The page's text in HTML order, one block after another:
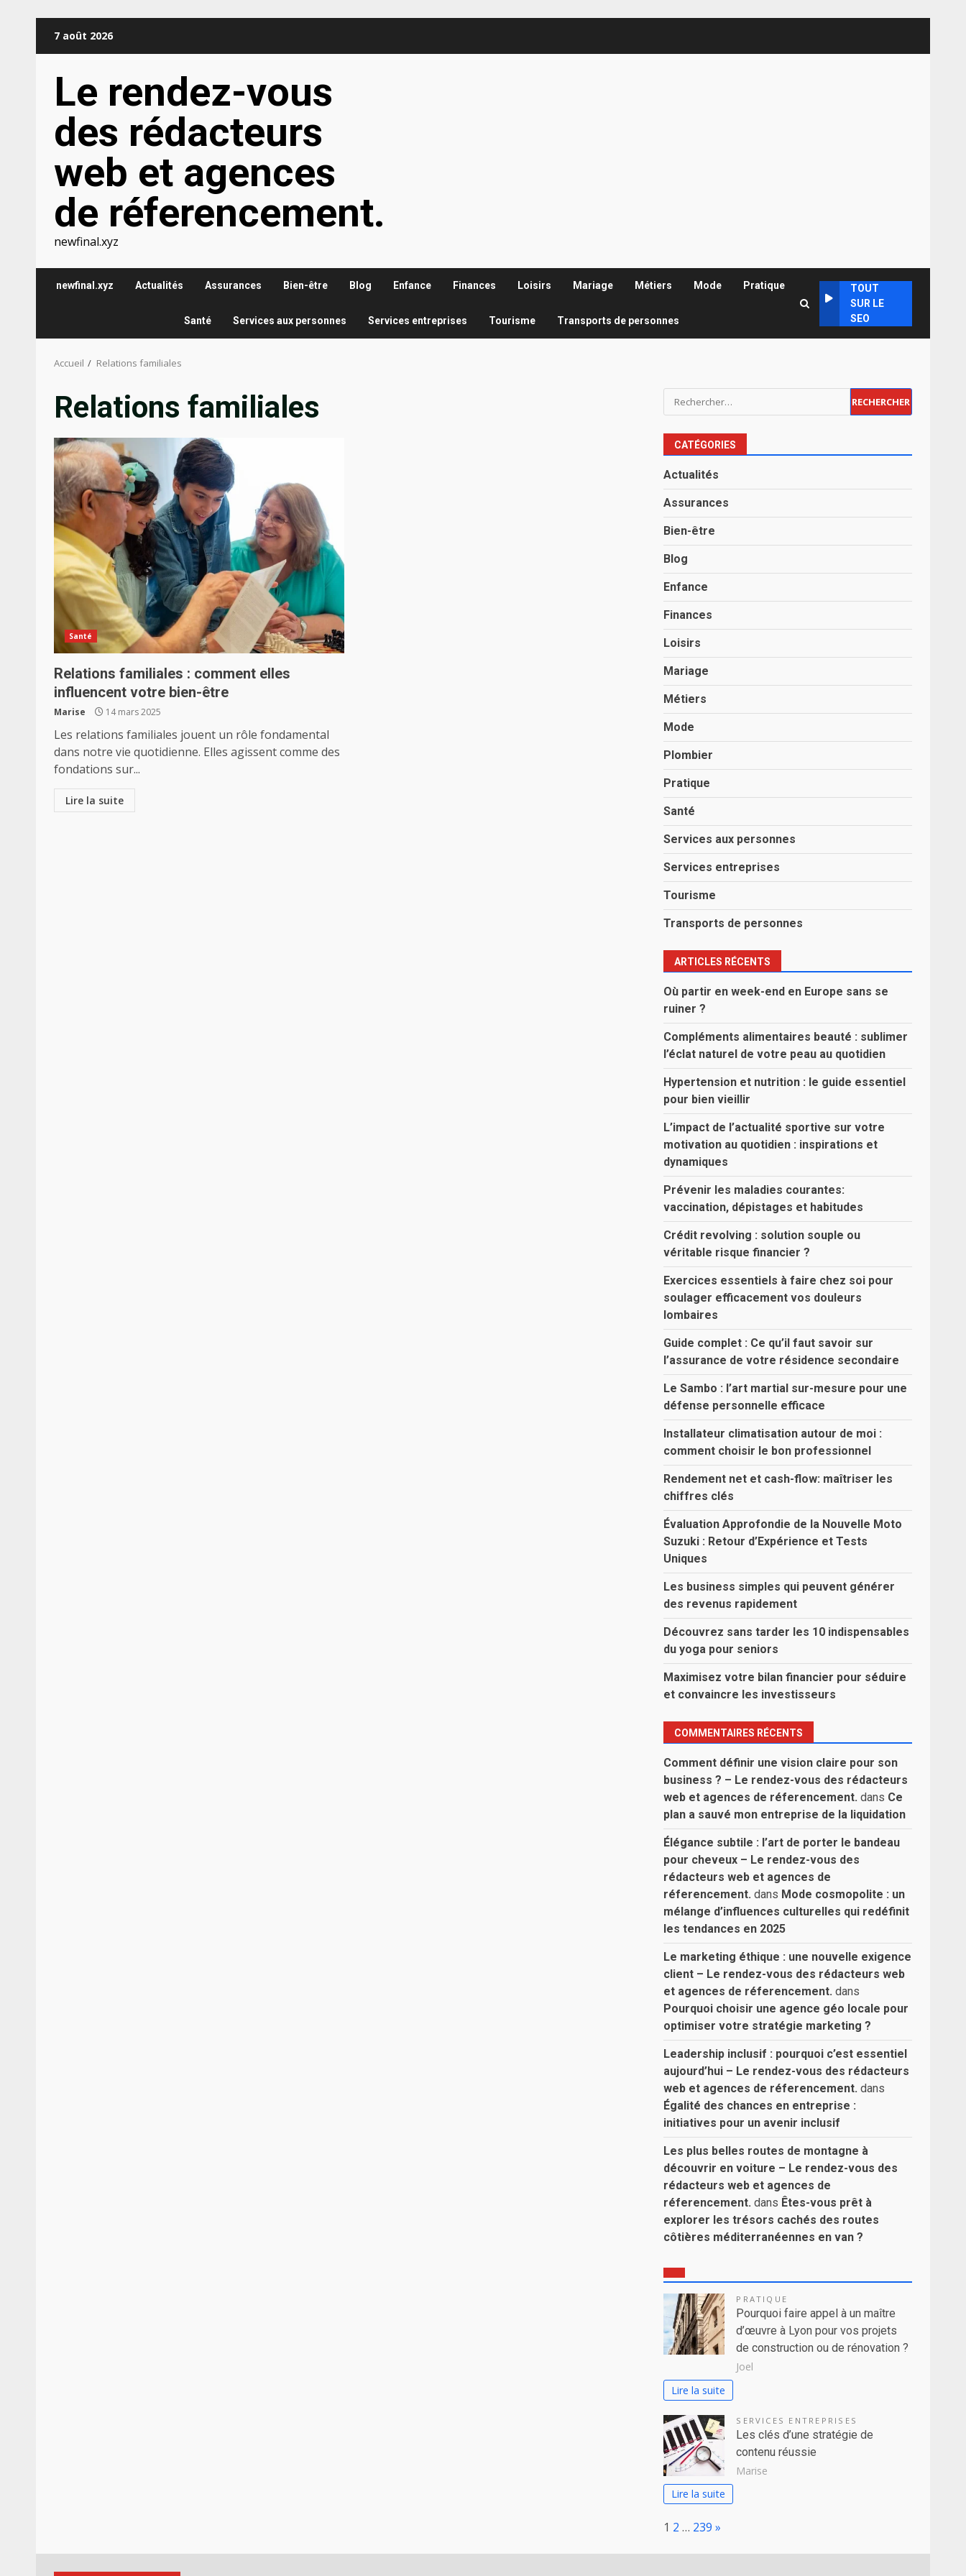
7 août 2026
Le rendez-vous
des rédacteurs
web et agences
de réferencement.
newfinal.xyz
newfinal.xyz Actualités Assurances Bien-être Blog Enfance Finances Loisirs Mariage Métiers Mode Pratique
Santé Services aux personnes Services entreprises Tourisme Transports de personnes
TOUT
SUR LE
SEO
Accueil Relations familiales
Relations familiales
Santé
Relations familiales : comment elles
influencent votre bien-être
Marise 14 mars 2025
Les relations familiales jouent un rôle fondamental
dans notre vie quotidienne. Elles agissent comme des
fondations sur...
Lire la suite
Rechercher :
CATÉGORIES
Actualités
Assurances
Bien-être
Blog
Enfance
Finances
Loisirs
Mariage
Métiers
Mode
Plombier
Pratique
Santé
Services aux personnes
Services entreprises
Tourisme
Transports de personnes
ARTICLES RÉCENTS
Où partir en week-end en Europe sans se
ruiner ?
Compléments alimentaires beauté : sublimer
l’éclat naturel de votre peau au quotidien
Hypertension et nutrition : le guide essentiel
pour bien vieillir
L’impact de l’actualité sportive sur votre
motivation au quotidien : inspirations et
dynamiques
Prévenir les maladies courantes:
vaccination, dépistages et habitudes
Crédit revolving : solution souple ou
véritable risque financier ?
Exercices essentiels à faire chez soi pour
soulager efficacement vos douleurs
lombaires
Guide complet : Ce qu’il faut savoir sur
l’assurance de votre résidence secondaire
Le Sambo : l’art martial sur-mesure pour une
défense personnelle efficace
Installateur climatisation autour de moi :
comment choisir le bon professionnel
Rendement net et cash-flow: maîtriser les
chiffres clés
Évaluation Approfondie de la Nouvelle Moto
Suzuki : Retour d’Expérience et Tests
Uniques
Les business simples qui peuvent générer
des revenus rapidement
Découvrez sans tarder les 10 indispensables
du yoga pour seniors
Maximisez votre bilan financier pour séduire
et convaincre les investisseurs
COMMENTAIRES RÉCENTS
Comment définir une vision claire pour son
business ? – Le rendez-vous des rédacteurs
web et agences de réferencement. dans Ce
plan a sauvé mon entreprise de la liquidation
Élégance subtile : l’art de porter le bandeau
pour cheveux – Le rendez-vous des
rédacteurs web et agences de
réferencement. dans Mode cosmopolite : un
mélange d’influences culturelles qui redéfinit
les tendances en 2025
Le marketing éthique : une nouvelle exigence
client – Le rendez-vous des rédacteurs web
et agences de réferencement. dans
Pourquoi choisir une agence géo locale pour
optimiser votre stratégie marketing ?
Leadership inclusif : pourquoi c’est essentiel
aujourd’hui – Le rendez-vous des rédacteurs
web et agences de réferencement. dans
Égalité des chances en entreprise :
initiatives pour un avenir inclusif
Les plus belles routes de montagne à
découvrir en voiture – Le rendez-vous des
rédacteurs web et agences de
réferencement. dans Êtes-vous prêt à
explorer les trésors cachés des routes
côtières méditerranéennes en van ?
PRATIQUE
Pourquoi faire appel à un maître
d’œuvre à Lyon pour vos projets
de construction ou de rénovation ?
Joel
Lire la suite
SERVICES ENTREPRISES
Les clés d’une stratégie de
contenu réussie
Marise
Lire la suite
Page:
1 2 … 239 Next
»